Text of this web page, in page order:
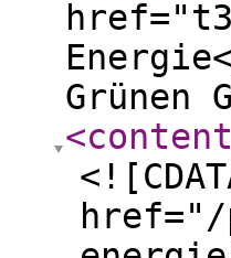
Grünen